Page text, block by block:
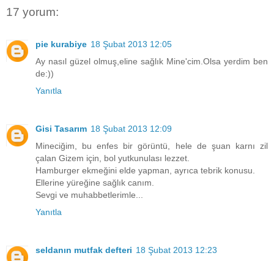
17 yorum:
pie kurabiye 18 Şubat 2013 12:05
Ay nasıl güzel olmuş,eline sağlık Mine'cim.Olsa yerdim ben
de:))
Yanıtla
Gisi Tasarım 18 Şubat 2013 12:09
Mineciğim, bu enfes bir görüntü, hele de şuan karnı zil
çalan Gizem için, bol yutkunulası lezzet.
Hamburger ekmeğini elde yapman, ayrıca tebrik konusu.
Ellerine yüreğine sağlık canım.
Sevgi ve muhabbetlerimle...
Yanıtla
seldanın mutfak defteri 18 Şubat 2013 12:23